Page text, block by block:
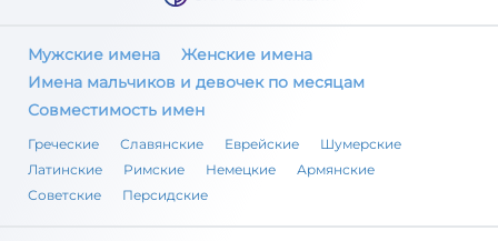
Мужские имена
Женские имена
Имена мальчиков и девочек по месяцам
Совместимость имен
Греческие Славянские Еврейские
Шумерские
Латинские
Римские Немецкие
Армянские
Советские
Персидские